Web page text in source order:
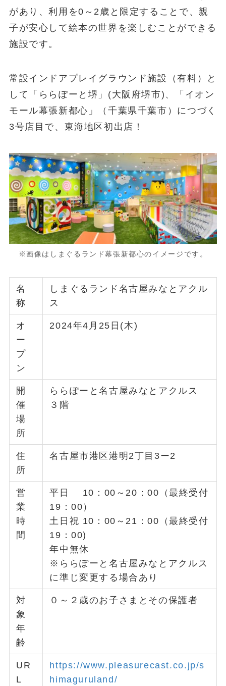
があり、利用を0～2歳と限定することで、親
子が安心して絵本の世界を楽しむことができる
施設です。
常設インドアプレイグラウンド施設（有料）と
して「ららぽーと堺」(大阪府堺市)、「イオン
モール幕張新都心」（千葉県千葉市）につづく
3号店目で、東海地区初出店！
※画像はしまぐるランド幕張新都心のイメージです。
名
称
しまぐるランド名古屋みなとアクル
ス
オ
ー
プ
ン
2024年4月25日(木)
開
催
場
所
ららぽーと名古屋みなとアクルス
３階
住
所
名古屋市港区港明2丁目3ー2
営
業
時
間
平日 10：00～20：00（最終受付
19：00）
土日祝 10：00～21：00（最終受付
19：00)
年中無休
※ららぽーと名古屋みなとアクルス
に準じ変更する場合あり
対
象
年
齢
０～２歳のお子さまとその保護者
UR
L
https://www.pleasurecast.co.jp/s
himaguruland/